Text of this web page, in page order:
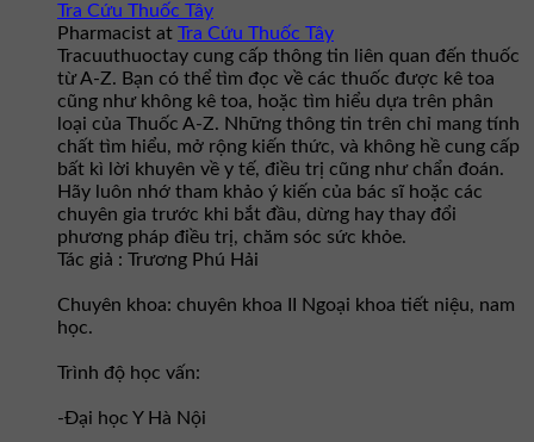
Tra Cứu Thuốc Tây
Pharmacist at Tra Cứu Thuốc Tây
Tracuuthuoctay cung cấp thông tin liên quan đến thuốc
từ A-Z. Bạn có thể tìm đọc về các thuốc được kê toa
cũng như không kê toa, hoặc tìm hiểu dựa trên phân
loại của Thuốc A-Z. Những thông tin trên chỉ mang tính
chất tìm hiểu, mở rộng kiến thức, và không hề cung cấp
bất kì lời khuyên về y tế, điều trị cũng như chẩn đoán.
Hãy luôn nhớ tham khảo ý kiến của bác sĩ hoặc các
chuyên gia trước khi bắt đầu, dừng hay thay đổi
phương pháp điều trị, chăm sóc sức khỏe.
Tác giả : Trương Phú Hải
Chuyên khoa: chuyên khoa II Ngoại khoa tiết niệu, nam
học.
Trình độ học vấn:
-Đại học Y Hà Nội